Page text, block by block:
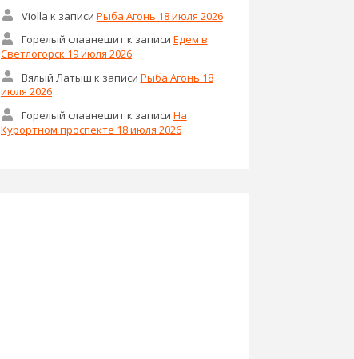
Violla к записи Рыба Агонь 18 июля 2026
Горелый слаанешитк записи Едем в
Светлогорск 19 июля 2026
Вялый Латыш к записи Рыба Агонь 18
июля 2026
Горелый слаанешитк записи На
Курортном проспекте 18 июля 2026